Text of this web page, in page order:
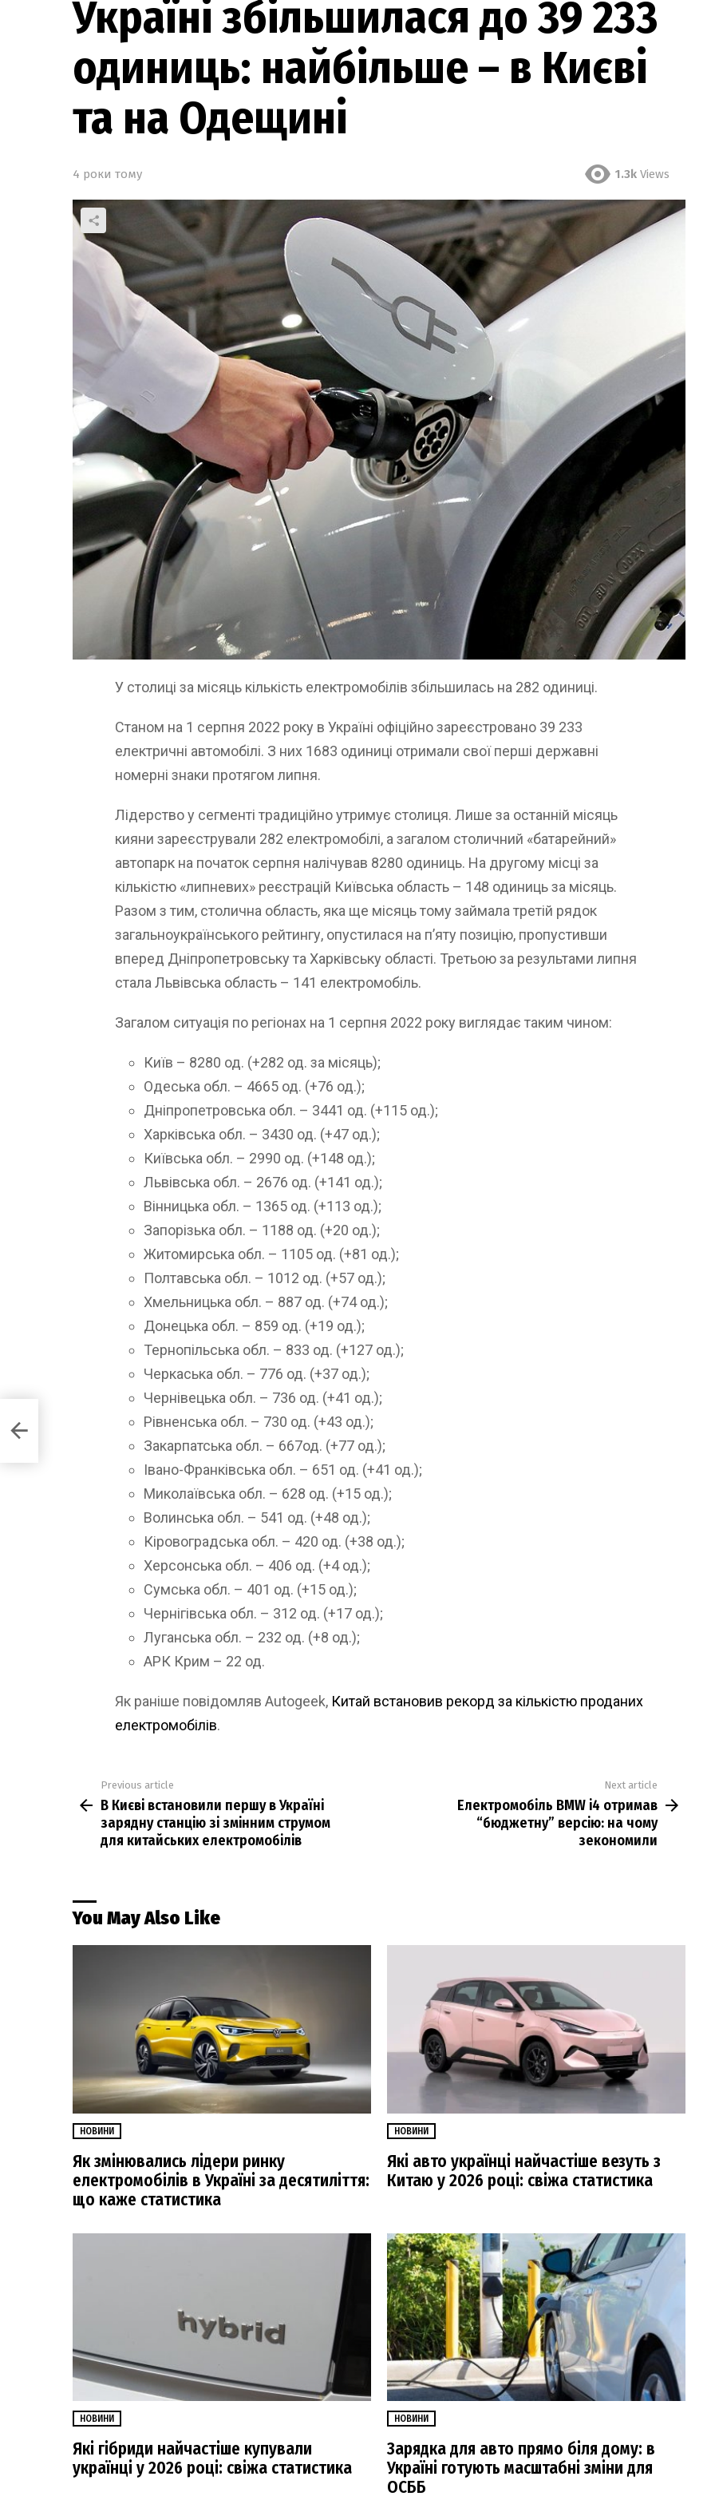
Україні збільшилася до 39 233
одиниць: найбільше – в Києві
та на Одещині
4 роки тому 1.3k Views
У столиці за місяць кількість електромобілів збільшилась на 282 одиниці.
Станом на 1 серпня 2022 року в Україні офіційно зареєстровано 39 233
електричні автомобілі. З них 1683 одиниці отримали свої перші державні
номерні знаки протягом липня.
Лідерство у сегменті традиційно утримує столиця. Лише за останній місяць
кияни зареєстрували 282 електромобілі, а загалом столичний «батарейний»
автопарк на початок серпня налічував 8280 одиниць. На другому місці за
кількістю «липневих» реєстрацій Київська область – 148 одиниць за місяць.
Разом з тим, столична область, яка ще місяць тому займала третій рядок
загальноукраїнського рейтингу, опустилася на п’яту позицію, пропустивши
вперед Дніпропетровську та Харківську області. Третьою за результами липня
стала Львівська область – 141 електромобіль.
Загалом ситуація по регіонах на 1 серпня 2022 року виглядає таким чином:
Київ – 8280 од. (+282 од. за місяць);
Одеська обл. – 4665 од. (+76 од.);
Дніпропетровська обл. – 3441 од. (+115 од.);
Харківська обл. – 3430 од. (+47 од.);
Київська обл. – 2990 од. (+148 од.);
Львівська обл. – 2676 од. (+141 од.);
Вінницька обл. – 1365 од. (+113 од.);
Запорізька обл. – 1188 од. (+20 од.);
Житомирська обл. – 1105 од. (+81 од.);
Полтавська обл. – 1012 од. (+57 од.);
Хмельницька обл. – 887 од. (+74 од.);
Донецька обл. – 859 од. (+19 од.);
Тернопільська обл. – 833 од. (+127 од.);
Черкаська обл. – 776 од. (+37 од.);
Чернівецька обл. – 736 од. (+41 од.);
Рівненська обл. – 730 од. (+43 од.);
Закарпатська обл. – 667од. (+77 од.);
Івано-Франківська обл. – 651 од. (+41 од.);
Миколаївська обл. – 628 од. (+15 од.);
Волинська обл. – 541 од. (+48 од.);
Кіровоградська обл. – 420 од. (+38 од.);
Херсонська обл. – 406 од. (+4 од.);
Сумська обл. – 401 од. (+15 од.);
Чернігівська обл. – 312 од. (+17 од.);
Луганська обл. – 232 од. (+8 од.);
АРК Крим – 22 од.
Як раніше повідомляв Autogeek, Китай встановив рекорд за кількістю проданих
електромобілів.
more
Previous article
В Києві встановили першу в Україні
зарядну станцію зі змінним струмом
для китайських електромобілів
Next article
Електромобіль BMW i4 отримав
“бюджетну” версію: на чому
зекономили
You May Also Like
НОВИНИ
Як змінювались лідери ринку
електромобілів в Україні за десятиліття:
що каже статистика
НОВИНИ
Які авто українці найчастіше везуть з
Китаю у 2026 році: свіжа статистика
НОВИНИ
Які гібриди найчастіше купували
українці у 2026 році: свіжа статистика
НОВИНИ
Зарядка для авто прямо біля дому: в
Україні готують масштабні зміни для
ОСББ